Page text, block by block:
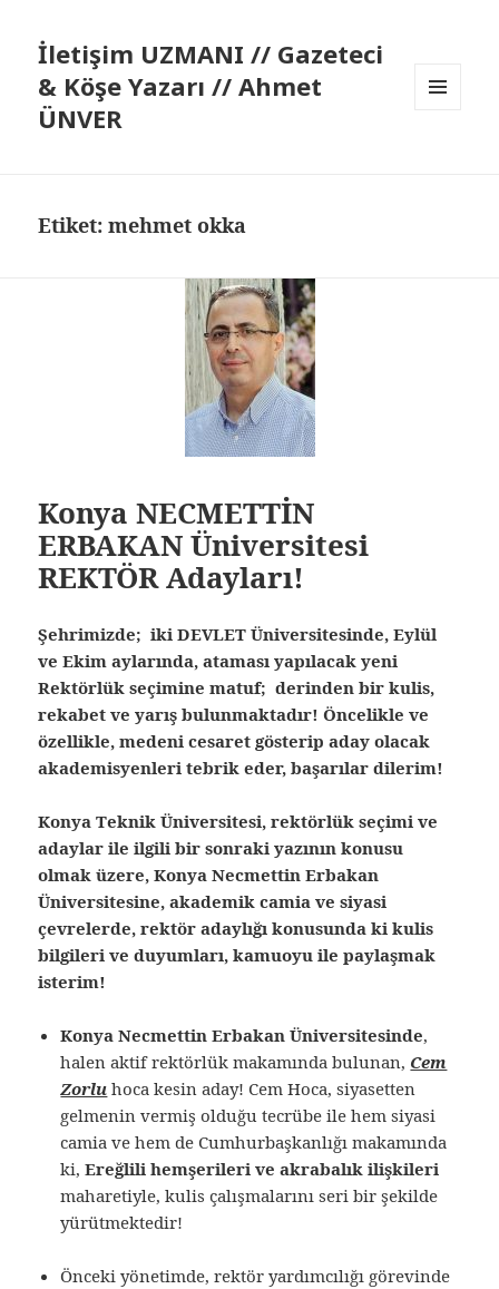
İletişim UZMANI // Gazeteci
& Köşe Yazarı // Ahmet
ÜNVER
Etiket:mehmet okka
Konya NECMETTİN
ERBAKAN Üniversitesi
REKTÖR Adayları!
Şehrimizde; iki DEVLET Üniversitesinde, Eylül
ve Ekim aylarında, ataması yapılacak yeni
Rektörlük seçimine matuf; derinden bir kulis,
rekabet ve yarış bulunmaktadır! Öncelikle ve
özellikle, medeni cesaret gösterip aday olacak
akademisyenleri tebrik eder, başarılar dilerim!
Konya Teknik Üniversitesi, rektörlük seçimi ve
adaylar ile ilgili bir sonraki yazının konusu
olmak üzere, Konya Necmettin Erbakan
Üniversitesine, akademik camia ve siyasi
çevrelerde, rektör adaylığı konusunda ki kulis
bilgileri ve duyumları, kamuoyu ile paylaşmak
isterim!
Konya Necmettin Erbakan Üniversitesinde,
halen aktif rektörlük makamında bulunan, Cem
Zorlu hoca kesin aday! Cem Hoca, siyasetten
gelmenin vermiş olduğu tecrübe ile hem siyasi
camia ve hem de Cumhurbaşkanlığı makamında
ki,Ereğlili hemşerileri ve akrabalık ilişkileri
maharetiyle, kulis çalışmalarını seri bir şekilde
yürütmektedir!
Önceki yönetimde, rektör yardımcılığı görevinde